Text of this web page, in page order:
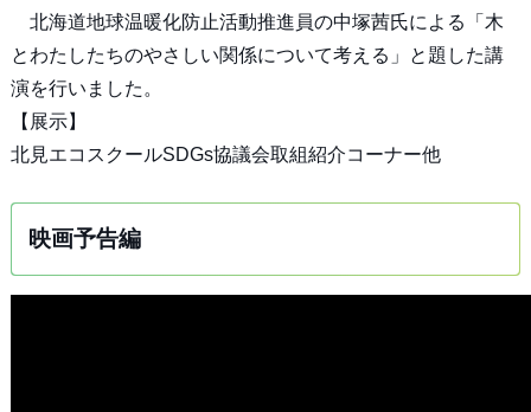
北海道地球温暖化防止活動推進員の中塚茜氏による「木
とわたしたちのやさしい関係について考える」と題した講
演を行いました。
【展示】
北見エコスクールSDGs協議会取組紹介コーナー他
映画予告編